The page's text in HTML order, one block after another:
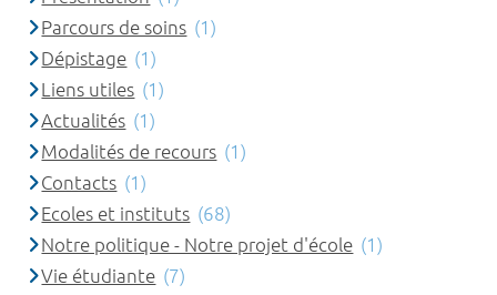
Parcours de soins (1)
Dépistage (1)
Liens utiles (1)
Actualités (1)
Modalités de recours (1)
Contacts (1)
Ecoles et instituts (68)
Notre politique - Notre projet d'école (1)
Vie étudiante (7)